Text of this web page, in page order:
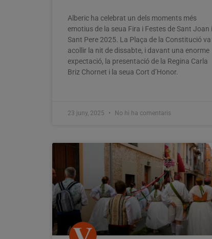
Alberic ha celebrat un dels moments més
emotius de la seua Fira i Festes de Sant Joan i
Sant Pere 2025. La Plaça de la Constitució va
acollir la nit de dissabte, i davant una enorme
expectació, la presentació de la Regina Carla
Briz Chornet i la seua Cort d’Honor.
23 juny, 2025 No hi ha comentaris